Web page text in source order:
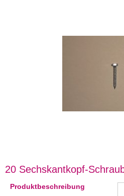
20 Sechskantkopf-
Produktbeschreibung